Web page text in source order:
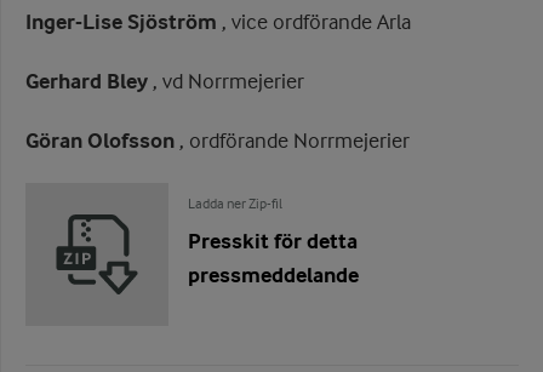
Inger-Lise Sjöström , vice ordförande Arla
Gerhard Bley , vd Norrmejerier
Göran Olofsson , ordförande Norrmejerier
Ladda ner Zip-fil
Presskit för detta
pressmeddelande